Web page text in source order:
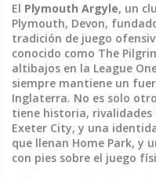
El Plymouth Argyle, un
Plymouth, Devon,
tradición de juego
conocido como The
altibajos en la League
siempre mantiene un
Inglaterra. No es solo
tiene historia, rivalidades
Exeter City, y una
que llenan Home Park, y
con pies sobre el juego